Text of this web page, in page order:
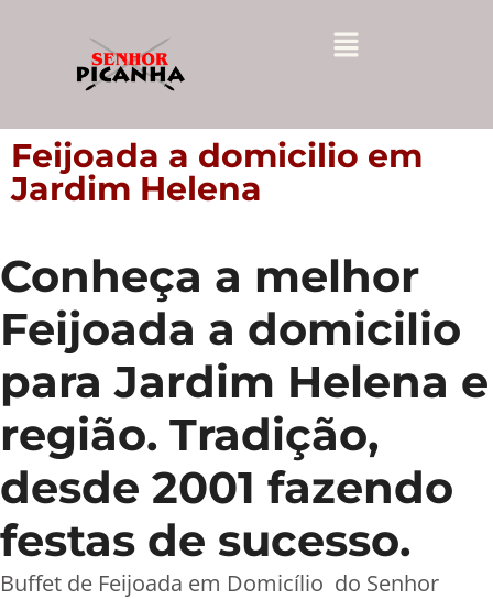
Feijoada a domicilio em
Jardim Helena
Conheça a melhor
Feijoada a domicilio
para Jardim Helena e
região. Tradição,
desde 2001 fazendo
festas de sucesso.
Buffet de Feijoada em Domicílio do Senhor